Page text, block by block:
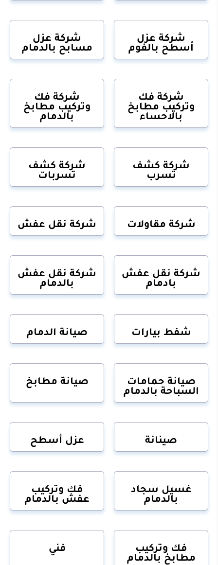
شركة عزل
أسطح بالفوم
شركة عزل
مسابح بالدمام
شركة فك
وتركيب مطابخ
بالاحساء
شركة فك
وتركيب مطابخ
بالدمام
شركة كشف
تسرب
شركة كشف
تسربات
شركة مقاولات شركة نقل عفش
شركة نقل عفش
بادمام
شركة نقل عفش
بالدمام
شفط بيارات صيانة الدمام
صيانة حمامات
السباحة بالدمام
صيانة مطابخ
صينانة عزل أسطح
غسيل سجاد
بالدمام
فك وتركيب
عفش بالدمام
فك وتركيب
مطابخ بالدمام
فني